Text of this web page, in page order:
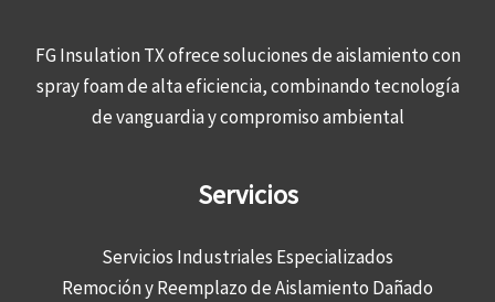
FG Insulation TX ofrece soluciones de aislamiento con
spray foam de alta eficiencia, combinando tecnología
de vanguardia y compromiso ambiental
Servicios
Servicios Industriales Especializados
Remoción y Reemplazo de Aislamiento Dañado